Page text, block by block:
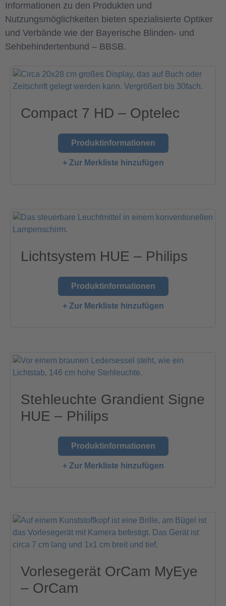
Informationen zu den Produkten und
Nutzungsmöglichkeiten bieten spezialisierte Optiker
und Verbände wie der Bayerische Blinden- und
Sehbehindertenbund – BBSB.
Compact 7 HD – Optelec
Produktinformationen
+ Zur Merkliste hinzufügen
Lichtsystem HUE – Philips
Produktinformationen
+ Zur Merkliste hinzufügen
Stehleuchte Grandient Signe
HUE – Philips
Produktinformationen
+ Zur Merkliste hinzufügen
Vorlesegerät OrCam MyEye
– OrCam